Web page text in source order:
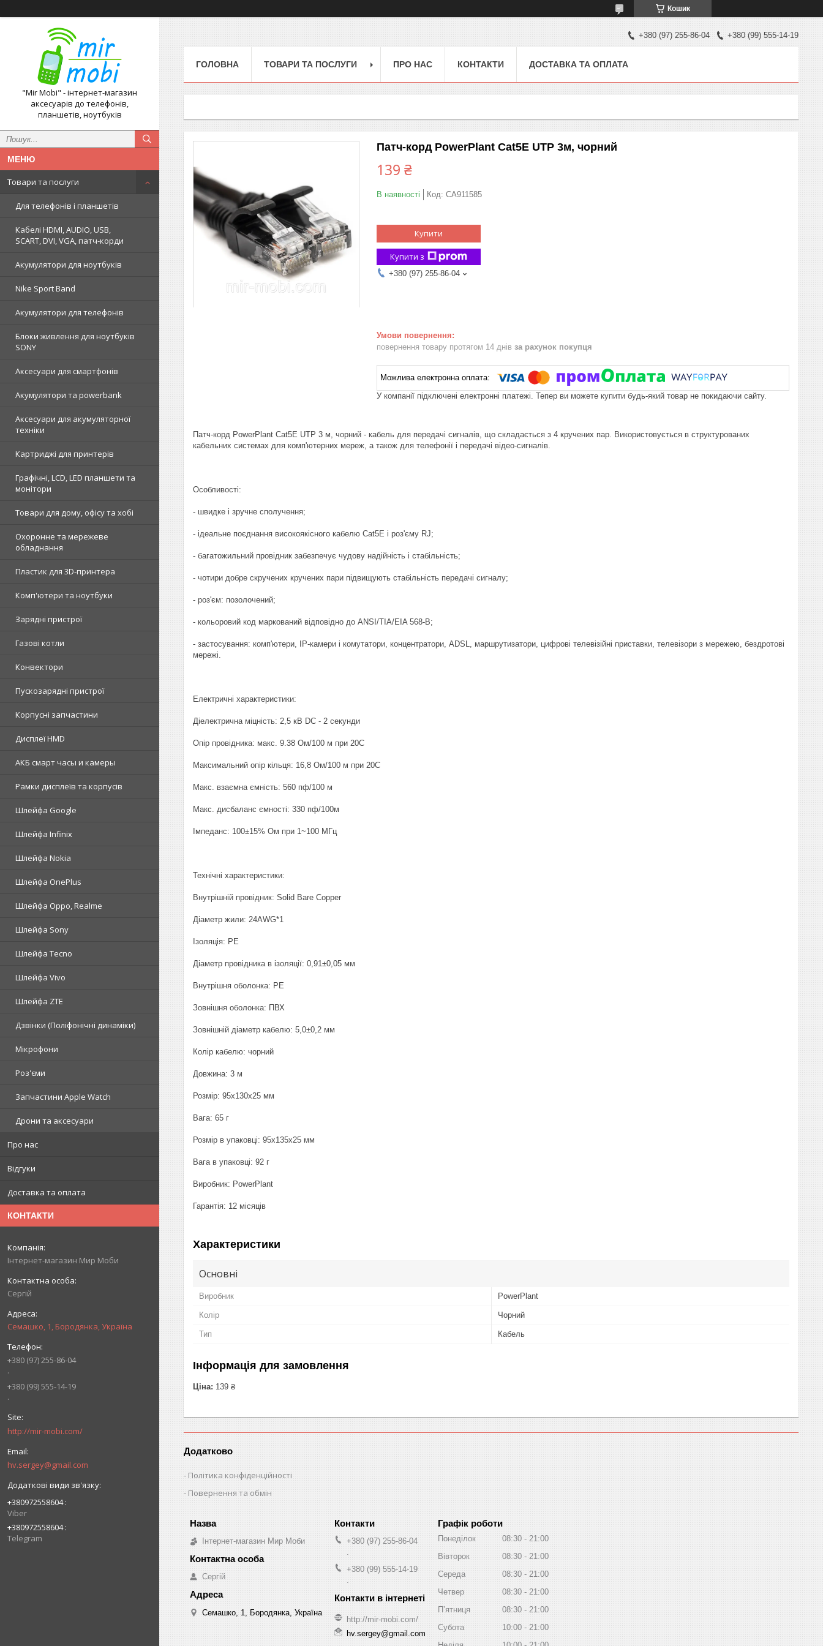
Кошик
"Mir Mobi" - інтернет-магазин
аксесуарів до телефонів,
планшетів, ноутбуків
Товари та послуги
Для телефонів і планшетів
Кабелі HDMI, AUDIO, USB,
SCART, DVI, VGA, патч-корди
Акумулятори для ноутбуків
Nike Sport Band
Акумулятори для телефонів
Блоки живлення для ноутбуків
SONY
Аксесуари для смартфонів
Акумулятори та powerbank
Аксесуари для акумуляторної
техніки
Картриджі для принтерів
Графічні, LCD, LED планшети та
монітори
Товари для дому, офісу та хобі
Охоронне та мережеве
обладнання
Пластик для 3D-принтера
Комп'ютери та ноутбуки
Зарядні пристрої
Газові котли
Конвектори
Пускозарядні пристрої
Корпусні запчастини
Дисплеї HMD
АКБ смарт часы и камеры
Рамки дисплеїв та корпусів
Шлейфа Google
Шлейфа Infinix
Шлейфа Nokia
Шлейфа OnePlus
Шлейфа Oppo, Realme
Шлейфа Sony
Шлейфа Tecno
Шлейфа Vivo
Шлейфа ZTE
Дзвінки (Поліфонічні динаміки)
Мікрофони
Роз'єми
Запчастини Apple Watch
Дрони та аксесуари
Про нас
Відгуки
Доставка та оплата
КОНТАКТИ
Інтернет-магазин Мир Моби
Сергій
Семашко, 1, Бородянка, Україна
+380 (97) 255-86-04
.
+380 (99) 555-14-19
.
http://mir-mobi.com/
hv.sergey@gmail.com
+380972558604
Viber
+380972558604
Telegram
+380 (97) 255-86-04 +380 (99) 555-14-19
ГОЛОВНА ТОВАРИ ТА ПОСЛУГИ ПРО НАС КОНТАКТИ ДОСТАВКА ТА ОПЛАТА
Патч-корд PowerPlant Cat5E UTP 3м, чорний
139 ₴
В наявності Код: CA911585
Купити
Купити з
+380 (97) 255-86-04
повернення товару протягом 14 днів за рахунок покупця
У компанії підключені електронні платежі. Тепер ви можете купити будь-який товар не покидаючи сайту.
Патч-корд PowerPlant Cat5E UTP 3 м, чорний - кабель для передачі сигналів, що складається з 4 кручених пар. Використовується в структурованих
кабельних системах для комп'ютерних мереж, а також для телефонії і передачі відео-сигналів.
Особливості:
- швидке і зручне сполучення;
- ідеальне поєднання високоякісного кабелю Cat5E і роз'єму RJ;
- багатожильний провідник забезпечує чудову надійність і стабільність;
- чотири добре скручених кручених пари підвищують стабільність передачі сигналу;
- роз'єм: позолочений;
- кольоровий код маркований відповідно до ANSI/TIA/EIA 568-B;
- застосування: комп'ютери, IP-камери і комутатори, концентратори, ADSL, маршрутизатори, цифрові телевізійні приставки, телевізори з мережею, бездротові
мережі.
Електричні характеристики:
Діелектрична міцність: 2,5 кВ DC - 2 секунди
Опір провідника: макс. 9.38 Ом/100 м при 20С
Максимальний опір кільця: 16,8 Ом/100 м при 20С
Макс. взаємна ємність: 560 пф/100 м
Макс. дисбаланс ємності: 330 пф/100м
Імпеданс: 100±15% Ом при 1~100 МГц
Технічні характеристики:
Внутрішній провідник: Solid Bare Copper
Діаметр жили: 24AWG*1
Ізоляція: PE
Діаметр провідника в ізоляції: 0,91±0,05 мм
Внутрішня оболонка: PE
Зовнішня оболонка: ПВХ
Зовнішній діаметр кабелю: 5,0±0,2 мм
Колір кабелю: чорний
Довжина: 3 м
Розмір: 95х130х25 мм
Вага: 65 г
Розмір в упаковці: 95х135х25 мм
Вага в упаковці: 92 г
Виробник: PowerPlant
Гарантія: 12 місяців
Характеристики
Основні
Виробник PowerPlant
Колір Чорний
Тип Кабель
Інформація для замовлення
Ціна: 139 ₴
Додатково
Політика конфіденційності
Повернення та обмін
Інтернет-магазин Мир Моби
Сергій
Семашко, 1, Бородянка, Україна
+380 (97) 255-86-04
+380 (99) 555-14-19
http://mir-mobi.com/
hv.sergey@gmail.com
Графік роботи
Понеділок 08:30
21:00
Вівторок
08:30
21:00
Середа
08:30
21:00
Четвер
08:30
21:00
Пʼятниця
08:30
21:00
Субота
10:00
21:00